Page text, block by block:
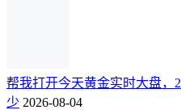
帮我打开今天黄金实时大盘，
少 2026-08-04